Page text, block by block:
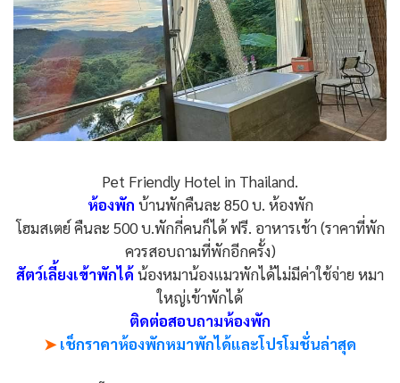
Pet Friendly Hotel in Thailand.
ห้องพัก บ้านพักคืนละ 850 บ. ห้องพัก
โฮมสเตย์ คืนละ 500 บ.พักกี่คนก็ได้ ฟรี. อาหารเช้า (ราคาที่พัก
ควรสอบถามที่พักอีกครั้ง)
สัตว์เลี้ยงเข้าพักได้ น้องหมาน้องแมวพักได้ไม่มีค่าใช้จ่าย หมา
ใหญ่เข้าพักได้
ติดต่อสอบถามห้องพัก
➤ เช็กราคาห้องพักหมาพักได้และโปรโมชั่นล่าสุด